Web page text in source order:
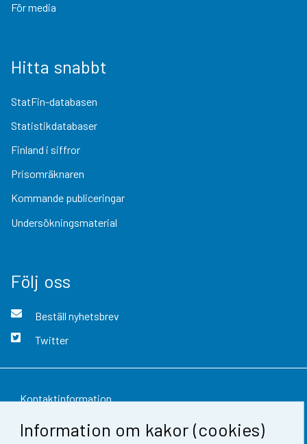
Information om kakor (cookies)
För media
Hitta snabbt
StatFin-databasen
Statistikdatabaser
Finland i siffror
Prisomräknaren
Kommande publiceringar
Undersökningsmaterial
Följ oss
Beställ nyhetsbrev
Twitter
Kontaktinformation
Respons